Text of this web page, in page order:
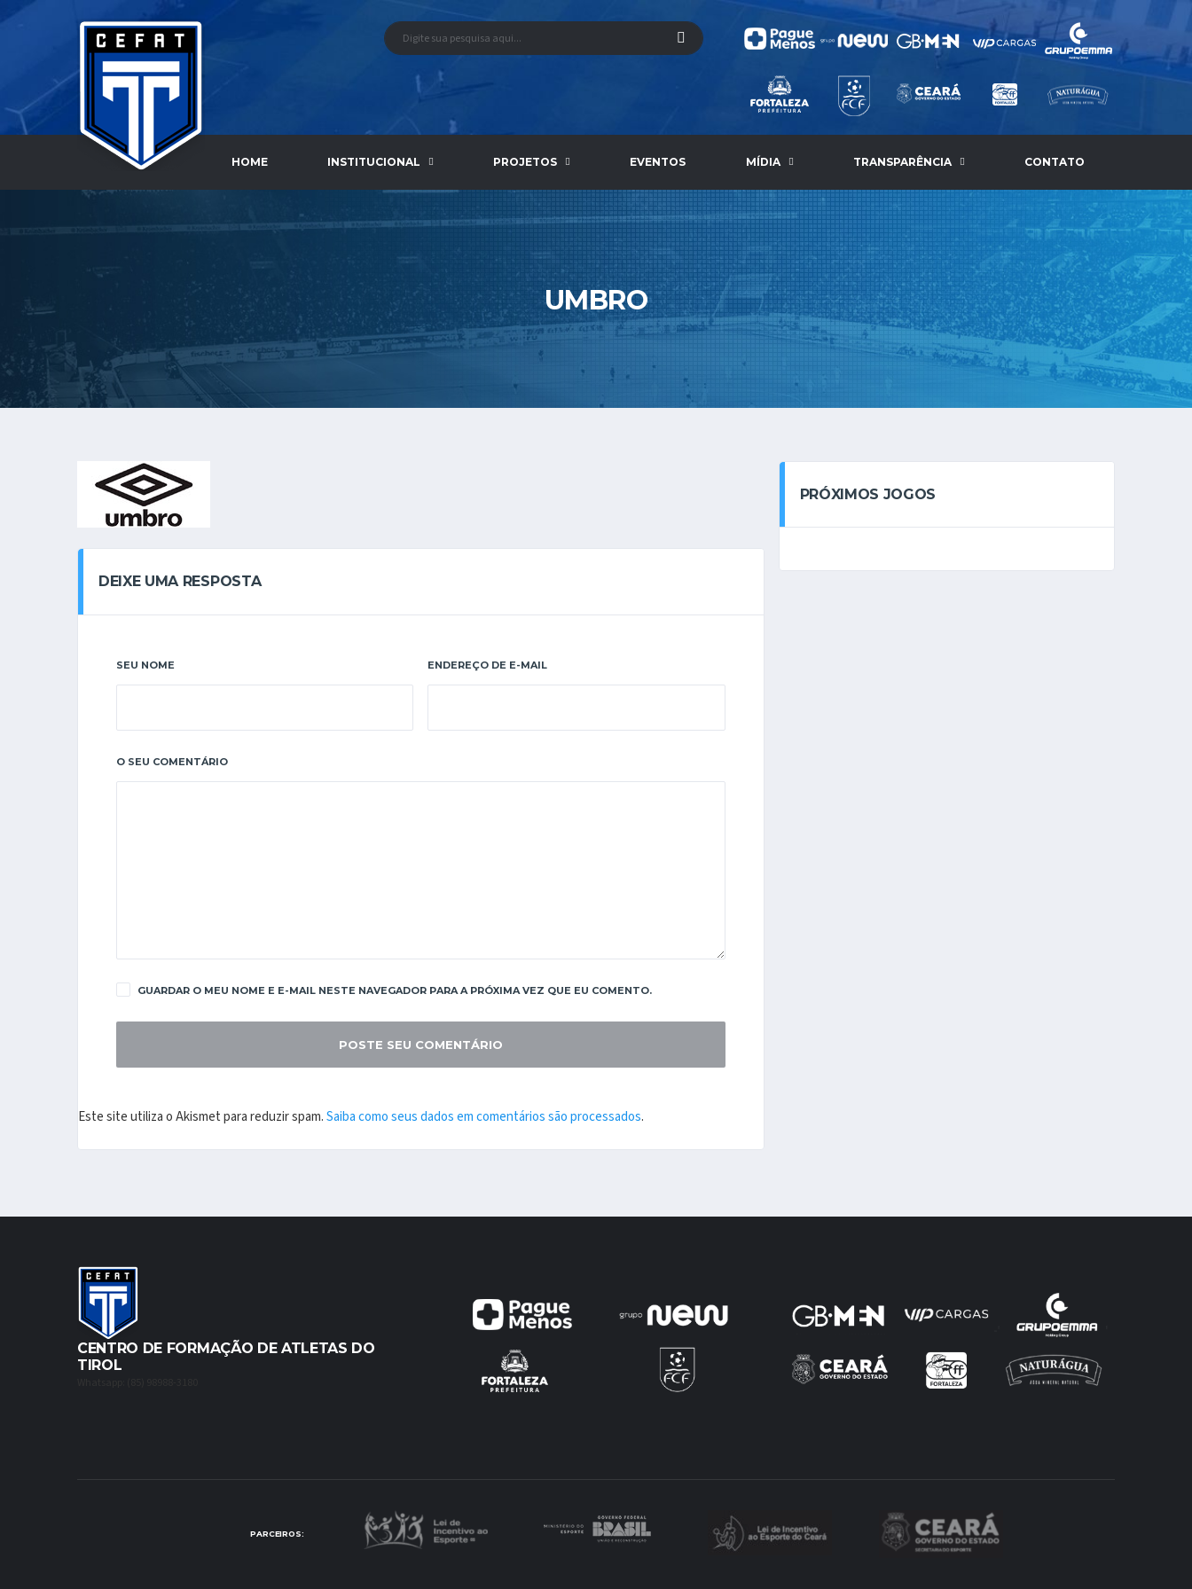
HOME INSTITUCIONAL PROJETOS EVENTOS MÍDIA TRANSPARÊNCIA CONTATO
UMBRO
DEIXE UMA RESPOSTA
SEU NOME ENDEREÇO DE E-MAIL
O SEU COMENTÁRIO
GUARDAR O MEU NOME E E-MAIL NESTE NAVEGADOR PARA A PRÓXIMA VEZ QUE EU COMENTO.
Este site utiliza o Akismet para reduzir spam.Saiba como seus dados em comentários são processados.
PRÓXIMOS JOGOS
CENTRO DE FORMAÇÃO DE ATLETAS DO
TIROL
PARCEIROS: